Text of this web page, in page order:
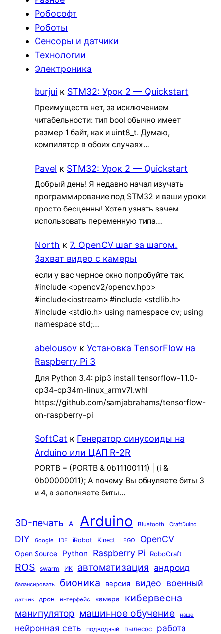
Робософт
Роботы
Сенсоры и датчики
Технологии
Электроника
burjui к STM32: Урок 2 — Quickstart
Преимуществ нет, за исключением
читабельности: тип bool обычно имеет
размер 1 байт, как и uint8_t. Думаю,
компилятор в обоих случаях…
Pavel к STM32: Урок 2 — Quickstart
Добрый день! Я недавно начал изучать
программирование под STM32 и ваши уроки
просто бесценны! Хотел узнать зачем
использовать переменную типа…
North к7. OpenCV шаг за шагом.
Захват видео с камеры
если у вас черное окно попробуйте так.
#include <opencv2/opencv.hpp>
#include<iostream> #include <stdlib.h>
#include <stdio.h> using namespace cv; using
namespace std;…
abelousov кУстановка TensorFlow на
Raspberry Pi 3
Для Python 3.4: pip3 install tensorflow-1.1.0-
cp34-cp34m-linux_armv7l.whl
https://github.com/samjabrahams/tensorflow-
on-raspberry-pi
SoftCat к Генератор синусоиды на
Arduino или ЦАП R-2R
PORTB = (PORTB & 0b11100111) | (i &
0b00000011); А почему Вы обнуляете биты 3
и 4, а заполняете биты…
3D-печать AI Arduino Bluetooth CraftDuino
DIY Google IDE iRobot Kinect LEGO OpenCV
Open Source Python Raspberry Pi RoboCraft
ROS swarm ИК автоматизация андроид
балансировать бионика версия видео военный
датчик дрон интерфейс камера кибервесна
манипулятор машинное обучение наше
нейронная сеть подводный пылесос работа